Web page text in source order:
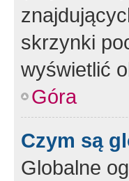
skrzynki
wyświetlić
Góra
Czym są
Globalne